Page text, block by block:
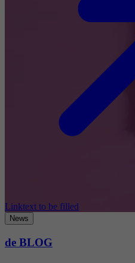
Linktext to be filled
News
de BLOG